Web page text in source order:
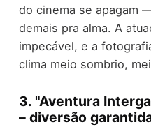
do cinema se apagam
demais pra alma. A
impecável, e a
clima meio sombrio,
3. "Aventura
– diversão